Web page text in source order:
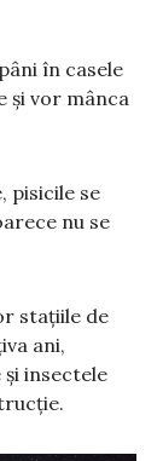
în casele
și vor mânca
pisicile se
nu se
stațiile de
ani,
insectele